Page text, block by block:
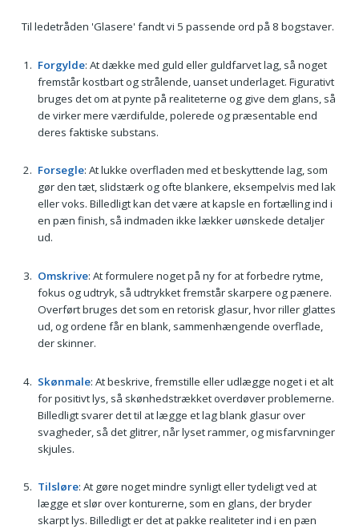
Til ledetråden 'Glasere' fandt vi 5 passende ord på 8 bogstaver.
Forgylde: At dække med guld eller guldfarvet lag, så noget
fremstår kostbart og strålende, uanset underlaget. Figurativt
bruges det om at pynte på realiteterne og give dem glans, så
de virker mere værdifulde, polerede og præsentable end
deres faktiske substans.
Forsegle: At lukke overfladen med et beskyttende lag, som
gør den tæt, slidstærk og ofte blankere, eksempelvis med lak
eller voks. Billedligt kan det være at kapsle en fortælling ind i
en pæn finish, så indmaden ikke lækker uønskede detaljer
ud.
Omskrive: At formulere noget på ny for at forbedre rytme,
fokus og udtryk, så udtrykket fremstår skarpere og pænere.
Overført bruges det som en retorisk glasur, hvor riller glattes
ud, og ordene får en blank, sammenhængende overflade,
der skinner.
Skønmale: At beskrive, fremstille eller udlægge noget i et alt
for positivt lys, så skønhedstrækket overdøver problemerne.
Billedligt svarer det til at lægge et lag blank glasur over
svagheder, så det glitrer, når lyset rammer, og misfarvninger
skjules.
Tilsløre: At gøre noget mindre synligt eller tydeligt ved at
lægge et slør over konturerne, som en glans, der bryder
skarpt lys. Billedligt er det at pakke realiteter ind i en pæn